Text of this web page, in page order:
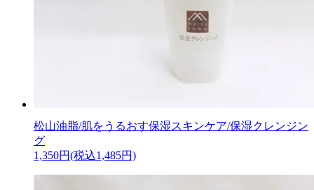
松山油脂/肌をうるおす保湿スキンケア/保湿クレンジン
グ
1,350円(税込1,485円)